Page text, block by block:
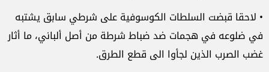
• لاحقا قبضت السلطات الكوسوفية على شرطي سابق يشتبه
في ضلوعه في هجمات ضد ضباط شرطة من أصل ألباني، ما أثار
غضب الصرب الذين لجأوا الى قطع الطرق.